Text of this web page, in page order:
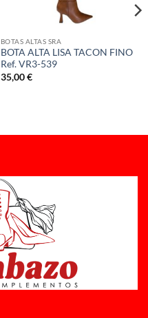
BOTAS ALTAS SRA
BOTA ALTA LISA TACON FINO
Ref. VR3-539
35,00€